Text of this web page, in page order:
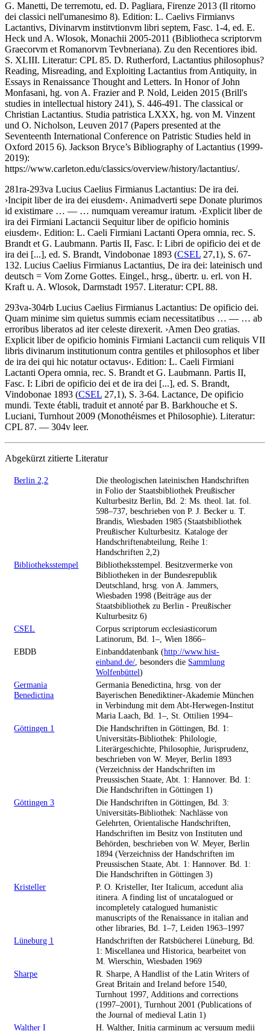
G. Manetti, De terremotu, ed. D. Pagliara, Firenze 2013 (Il ritorno
dei classici nell'umanesimo 8). Edition: L. Caelivs Firmianvs
Lactantivs, Divinarvm institvtionvm libri septem, Fasc. 1-4, ed. E.
Heck und A. Wlosok, Monachii 2005-2011 (Bibliotheca scriptorvm
Graecorvm et Romanorvm Tevbneriana). Zu den Recentiores ibid.
S. XLIII. Literatur: CPL 85. D. Rutherford, Lactantius philosophus?
Reading, Misreading, and Exploiting Lactantius from Antiquity, in
Essays in Renaissance Thought and Letters. In Honor of John
Monfasani, hg. von A. Frazier and P. Nold, Leiden 2015 (Brill's
studies in intellectual history 241), S. 446-491. The classical or
Christian Lactantius. Studia patristica LXXX, hg. von M. Vinzent
und O. Nicholson, Leuven 2017 (Papers presented at the
Seventeenth International Conference on Patristic Studies held in
Oxford 2015 6). Jackson Bryce’s Bibliography of Lactantius (1999-
2019):
https://www.carleton.edu/classics/overview/history/lactantius/.
281ra-293va Lucius Caelius Firmianus Lactantius: De ira dei.
›Incipit liber de ira dei eiusdem‹. Animadverti sepe Donate plurimos
id existimare … — … numquam vereamur iratum. ›Explicit liber de
ira dei Firmiani Lactancii Sequitur liber de opificio hominis
eiusdem‹. Edition: L. Caeli Firmiani Lactanti Opera omnia, rec. S.
Brandt et G. Laubmann. Partis II, Fasc. I: Libri de opificio dei et de
ira dei [...], ed. S. Brandt, Vindobonae 1893 (CSEL 27,1), S. 67-
132. Lucius Caelius Firmianus Lactantius, De ira dei: lateinisch und
deutsch = Vom Zorne Gottes. Eingel., hrsg., übertr. u. erl. von H.
Kraft u. A. Wlosok, Darmstadt 1957. Literatur: CPL 88.
293va-304rb Lucius Caelius Firmianus Lactantius: De opificio dei.
Quam minime sim quietus summis eciam necessitatibus … — … ab
erroribus liberatos ad iter celeste direxerit. ›Amen Deo gratias.
Explicit liber de opificio hominis Firmiani Lactancii cum reliquis VII
libris divinarum institutionum contra gentiles et philosophos et liber
de ira dei qui hic notatur octavus‹. Edition: L. Caeli Firmiani
Lactanti Opera omnia, rec. S. Brandt et G. Laubmann. Partis II,
Fasc. I: Libri de opificio dei et de ira dei [...], ed. S. Brandt,
Vindobonae 1893 (CSEL 27,1), S. 3-64. Lactance, De opificio
mundi. Texte établi, traduit et annoté par B. Barkhouche et S.
Luciani, Turnhout 2009 (Monothéismes et Philosophie). Literatur:
CPL 87. — 304v leer.
Abgekürzt zitierte Literatur
Berlin 2,2
Die theologischen lateinischen Handschriften
in Folio der Staatsbibliothek Preußischer
Kulturbesitz Berlin, Bd. 2: Ms. theol. lat. fol.
598–737, beschrieben von P. J. Becker u. T.
Brandis, Wiesbaden 1985 (Staatsbibliothek
Preußischer Kulturbesitz. Kataloge der
Handschriftenabteilung, Reihe 1:
Handschriften 2,2)
Bibliotheksstempel
Bibliotheksstempel. Besitzvermerke von
Bibliotheken in der Bundesrepublik
Deutschland, hrsg. von A. Jammers,
Wiesbaden 1998 (Beiträge aus der
Staatsbibliothek zu Berlin - Preußischer
Kulturbesitz 6)
CSEL
Corpus scriptorum ecclesiasticorum
Latinorum, Bd. 1–, Wien 1866–
EBDB
Einbanddatenbank (http://www.hist-
einband.de/ , besonders die Sammlung
Wolfenbüttel)
Germania
Benedictina
Germania Benedictina, hrsg. von der
Bayerischen Benediktiner-Akademie München
in Verbindung mit dem Abt-Herwegen-Institut
Maria Laach, Bd. 1–, St. Ottilien 1994–
Göttingen 1
Die Handschriften in Göttingen, Bd. 1:
Universitäts-Bibliothek: Philologie,
Literärgeschichte, Philosophie, Jurisprudenz,
beschrieben von W. Meyer, Berlin 1893
(Verzeichniss der Handschriften im
Preussischen Staate, Abt. 1: Hannover. Bd. 1:
Die Handschriften in Göttingen 1)
Göttingen 3
Die Handschriften in Göttingen, Bd. 3:
Universitäts-Bibliothek: Nachlässe von
Gelehrten, Orientalische Handschriften,
Handschriften im Besitz von Instituten und
Behörden, beschrieben von W. Meyer, Berlin
1894 (Verzeichniss der Handschriften im
Preussischen Staate, Abt. 1: Hannover. Bd. 1:
Die Handschriften in Göttingen 3)
Kristeller
P. O. Kristeller, Iter Italicum, accedunt alia
itinera. A finding list of uncatalogued or
incompletely catalogued humanistic
manuscripts of the Renaissance in italian and
other libraries, Bd. 1–7, Leiden 1963–1997
Lüneburg 1
Handschriften der Ratsbücherei Lüneburg, Bd.
1: Miscellanea und Historica, bearbeitet von
M. Wierschin, Wiesbaden 1969
Sharpe
R. Sharpe, A Handlist of the Latin Writers of
Great Britain and Ireland before 1540,
Turnhout 1997, Additions and corrections
(1997–2001), Turnhout 2001 (Publications of
the Journal of medieval Latin 1)
Walther I
H. Walther, Initia carminum ac versuum medii